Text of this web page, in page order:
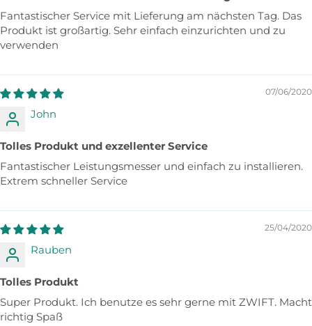
Fantastischer Service mit Lieferung am nächsten Tag. Das
Produkt ist großartig. Sehr einfach einzurichten und zu
verwenden
07/06/2020
John
Tolles Produkt und exzellenter Service
Fantastischer Leistungsmesser und einfach zu installieren.
Extrem schneller Service
25/04/2020
Rauben
Tolles Produkt
Super Produkt. Ich benutze es sehr gerne mit ZWIFT. Macht
richtig Spaß